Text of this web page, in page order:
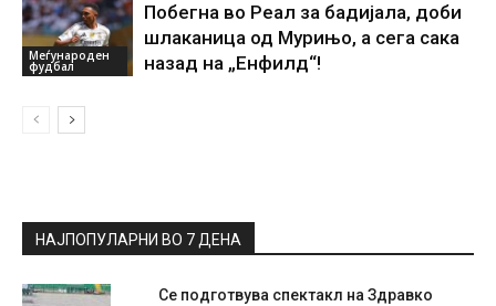
Меѓународен
фудбал
Побегна во Реал за бадијала, доби
шлаканица од Мурињо, а сега сака
назад на „Енфилд“!
НАЈПОПУЛАРНИ ВО 7 ДЕНА
Се подготвува спектакл на Здравко